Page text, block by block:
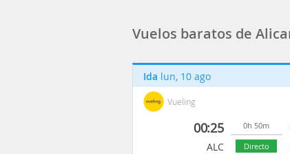
Vuelos baratos de
Ida lun, 10 ago
Vueling
00:25
ALC
0h 50m
Directo